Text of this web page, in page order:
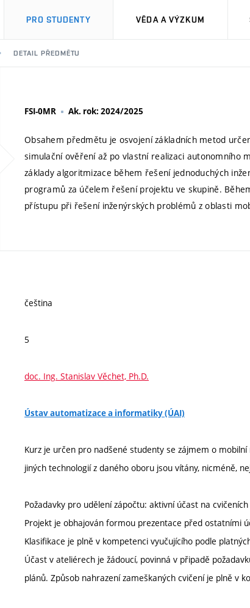
PRO STUDENTY VĚDA A VÝZKUM
DETAIL PŘEDMĚTU
FSI-0MR Ak. rok: 2024/2025
Obsahem předmětu je osvojení základních metod
simulační ověření až po vlastní realizaci autonomního
základy algoritmizace během řešení jednoduchých
programů za účelem řešení projektu ve skupině.
přístupu při řešení inženýrských problémů z oblasti
čeština
5
doc. Ing. Stanislav Věchet, Ph.D.
Ústav automatizace a informatiky (ÚAI)
Kurz je určen pro nadšené studenty se zájmem o
jiných technologií z daného oboru jsou vítány, nicméně,
Požadavky pro udělení zápočtu: aktivní účast na
Projekt je obhajován formou prezentace před ostatními
Klasifikace je plně v kompetenci vyučujícího podle
Účast v ateliérech je žádoucí, povinná v připadě
plánů. Způsob nahrazení zameškaných cvičení je plně v